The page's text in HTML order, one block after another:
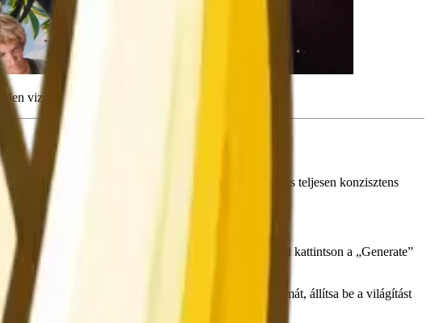
vizuális stílust lefedve.
képek terén, vagy tapasztalt promptíró – az eljárás teljesen konzisztens
hogy az egész szegmenst másolja.
mezőbe, válassza ki a kívánt stílust és képarányt, majd kattintson a „Generate”
– változtassa meg a témát, módosítsa a színsémát, állítsa be a világítást